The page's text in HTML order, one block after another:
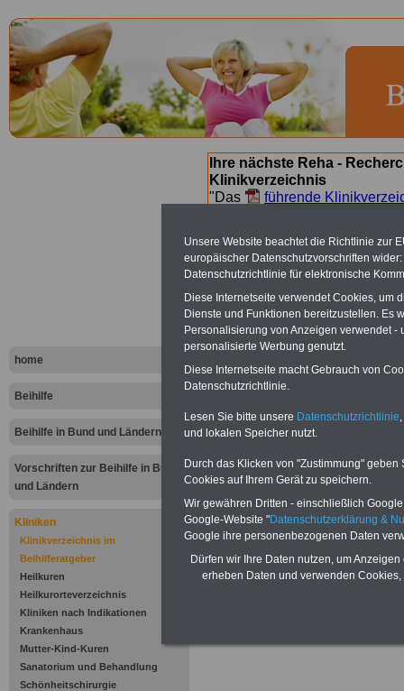
home
Beihilfe
Beihilfe in Bund und Ländern
Vorschriften zur Beihilfe in Bund
und Ländern
Kliniken
Klinikverzeichnis im
Beihilferatgeber
Heilkuren
Heilkurorteverzeichnis
Kliniken nach Indikationen
Krankenhaus
Mutter-Kind-Kuren
Sanatorium und Behandlung
Schönheitschirurgie
Ihre nächste Reha -
Klinikverzeichnis
"Das
führende
suchen. Beamtinnen und
Angebote nach
Bad
Orthopädische
GmbH & Co. KG
Wiesenbek 7-10
37431 Bad
..
Unsere Website beachtet die Richtlinie zur
europäischer Datenschutzvorschriften
Datenschutzrichtlinie für elektronische
Diese Internetseite verwendet Cookies, um
Dienste und Funktionen bereitzustellen. Es
Personalisierung von Anzeigen verwendet
personalisierte Werbung genutzt.
Diese Internetseite macht Gebrauch von
Datenschutzrichtlinie.
Lesen Sie bitte unsere Datenschutzrichtlinie
und lokalen Speicher nutzt.
Durch das Klicken von "Zustimmung"
Cookies auf Ihrem Gerät zu speichern.
Wir gewähren Dritten - einschließlich
Google-Website "Datenschutzerklärung &
Google ihre personenbezogenen Daten
Dürfen wir Ihre Daten nutzen, um
erheben Daten und verwenden